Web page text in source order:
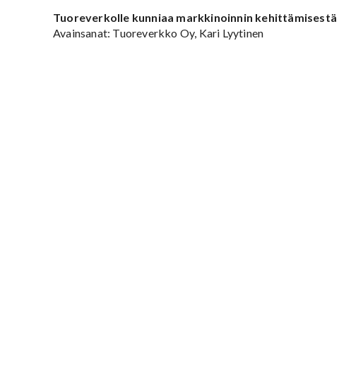
Tuoreverkolle kunniaa markkinoinnin kehittämisestä
Avainsanat: Tuoreverkko Oy, Kari Lyytinen